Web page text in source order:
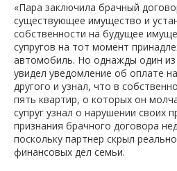
«Пара заключила брачный
существующее имущество и
собственности на будущее
супругов на тот момент
автомобиль. Но однажды один из
увидел уведомление об оплате
другого и узнал, что в
пять квартир, о которых он
супруг узнал о нарушении своих
признания брачного договора
поскольку партнер скрыл
финансовых дел семьи.